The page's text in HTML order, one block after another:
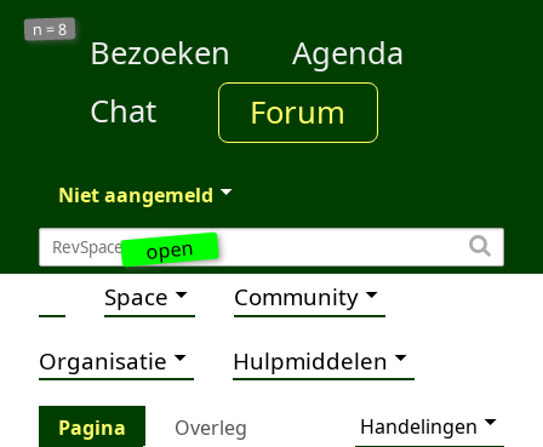
open
n =8
Bezoeken
Agenda
Chat
Forum
Niet aangemeld
Space Community
Organisatie Hulpmiddelen
Pagina Overleg
Handelingen